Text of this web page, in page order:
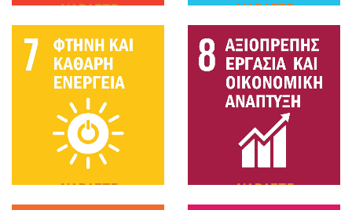
ΔΙΑΒΑΣΤΕ
ΠΕΡΙΣΣΟΤΕΡΑ
ΔΙΑΒΑΣΤΕ
ΠΕΡΙΣΣΟΤΕΡΑ
ΔΙΑΒΑΣΤΕ
ΠΕΡΙΣΣΟΤΕΡΑ
ΔΙΑΒΑΣΤΕ
ΠΕΡΙΣΣΟΤΕΡΑ